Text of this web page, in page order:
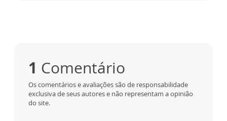
1 Comentário
Os comentários e avaliações são de responsabilidade
exclusiva de seus autores e não representam a opinião
do site.